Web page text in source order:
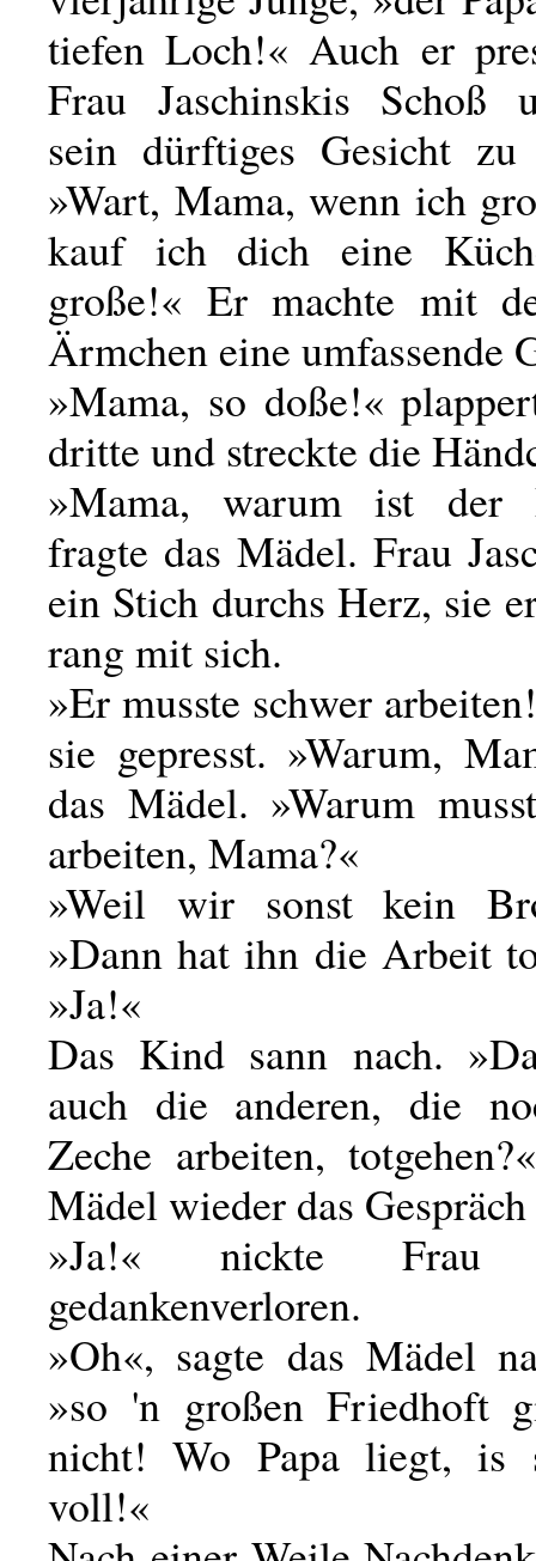
tiefen Loch!« Auch er
Frau Jaschinskis Schoß
sein dürftiges Gesicht
»Wart, Mama, wenn ich
kauf ich dich eine
große!« Er machte mit
Ärmchen eine umfassende
»Mama, so doße!«
dritte und streckte die
»Mama, warum ist der
fragte das Mädel. Frau
ein Stich durchs Herz, sie
rang mit sich.
»Er musste schwer
sie gepresst. »Warum,
das Mädel. »Warum
arbeiten, Mama?«
»Weil wir sonst kein
»Dann hat ihn die Arbeit
»Ja!«
Das Kind sann nach.
auch die anderen, die
Zeche arbeiten,
Mädel wieder das
»Ja!« nickte Frau
gedankenverloren.
»Oh«, sagte das Mädel
»so 'n großen Friedhoft
nicht! Wo Papa liegt, is
voll!«